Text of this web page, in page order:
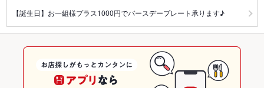
【誕生日】お一組様プラス1000円でバースデープレート承ります♪